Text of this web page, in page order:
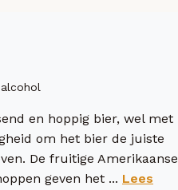
en hoppig bier, wel met
om het bier de juiste
De fruitige Amerikaanse
geven het ... Lees